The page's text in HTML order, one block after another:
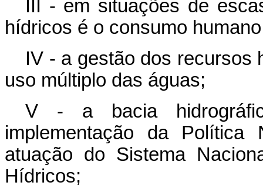
III - em situações de
hídricos é o consumo
IV - a gestão dos recursos
uso múltiplo das águas;
V - a bacia
implementação da
atuação do Sistema
Hídricos;